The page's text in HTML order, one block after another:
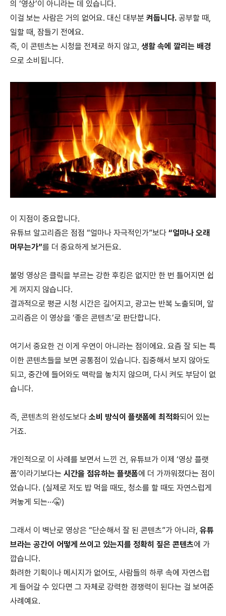
의 ‘영상’이 아니라는 데 있습니다.
이걸 보는 사람은 거의 없어요. 대신 대부분 켜둡니다. 공부할 때,
일할 때, 잠들기 전에요.
즉, 이 콘텐츠는 시청을 전제로 하지 않고, 생활 속에 깔리는 배경
으로 소비됩니다.
이 지점이 중요합니다.
유튜브 알고리즘은 점점 “얼마나 자극적인가”보다 “얼마나 오래
머무는가”를 더 중요하게 보거든요.
불멍 영상은 클릭을 부르는 강한 후킹은 없지만 한 번 틀어지면 쉽
게 꺼지지 않습니다.
결과적으로 평균 시청 시간은 길어지고, 광고는 반복 노출되며, 알
고리즘은 이 영상을 ‘좋은 콘텐츠’로 판단합니다.
여기서 중요한 건 이게 우연이 아니라는 점이에요. 요즘 잘 되는 특
이한 콘텐츠들을 보면 공통점이 있습니다. 집중해서 보지 않아도
되고, 중간에 들어와도 맥락을 놓치지 않으며, 다시 켜도 부담이 없
습니다.
즉, 콘텐츠의 완성도보다 소비 방식이 플랫폼에 최적화되어 있는
거죠.
개인적으로 이 사례를 보면서 느낀 건, 유튜브가 이제 ‘영상 플랫
폼’이라기보다는 시간을 점유하는 플랫폼에 더 가까워졌다는 점이
었습니다. (실제로 저도 밥 먹을 때도, 청소를 할 때도 자연스럽게
켜놓게 되는···🤫)
그래서 이 벽난로 영상은 “단순해서 잘 된 콘텐츠”가 아니라, 유튜
브라는 공간이 어떻게 쓰이고 있는지를 정확히 짚은 콘텐츠에 가
깝습니다.
화려한 기획이나 메시지가 없어도, 사람들의 하루 속에 자연스럽
게 들어갈 수 있다면 그 자체로 강력한 경쟁력이 된다는 걸 보여준
사례예요.